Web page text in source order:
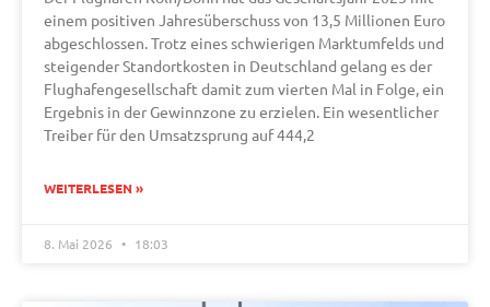
einem positiven Jahresüberschuss von 13,5 Millionen Euro
abgeschlossen. Trotz eines schwierigen Marktumfelds und
steigender Standortkosten in Deutschland gelang es der
Flughafengesellschaft damit zum vierten Mal in Folge, ein
Ergebnis in der Gewinnzone zu erzielen. Ein wesentlicher
Treiber für den Umsatzsprung auf 444,2
WEITERLESEN »
8. Mai 2026 18:03